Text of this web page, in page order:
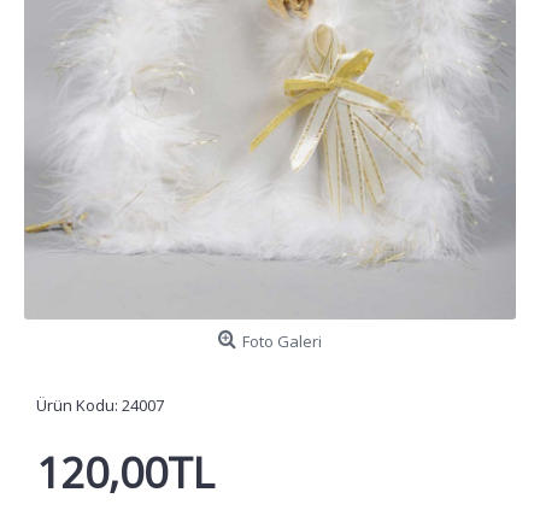
Foto Galeri
Ürün Kodu: 24007
120,00TL